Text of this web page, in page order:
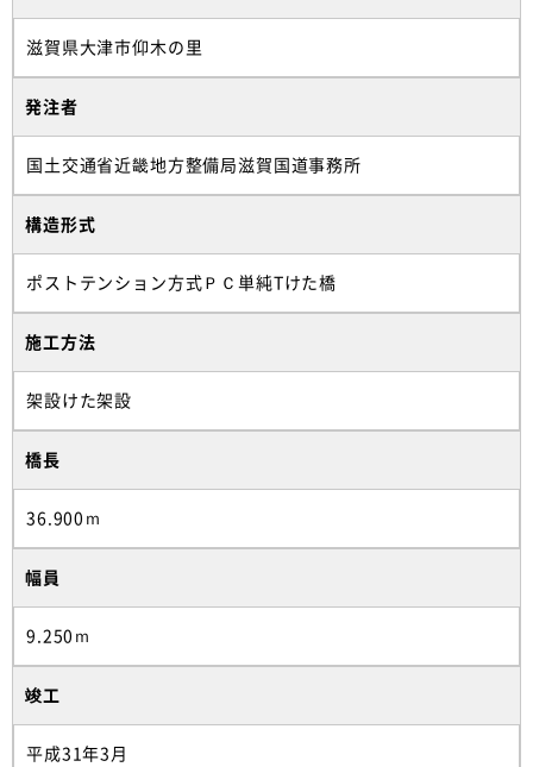
滋賀県大津市仰木の里
発注者
国土交通省近畿地方整備局滋賀国道事務所
構造形式
ポストテンション方式ＰＣ単純Tけた橋
施工方法
架設けた架設
橋長
36.900ｍ
幅員
9.250ｍ
竣工
平成31年3月